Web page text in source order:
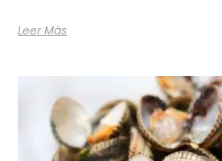
Leer Más